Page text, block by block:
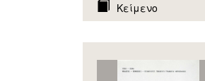
Κείμενο